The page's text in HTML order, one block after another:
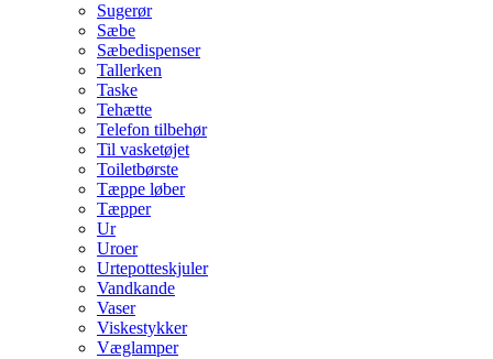
Sugerør
Sæbe
Sæbedispenser
Tallerken
Taske
Tehætte
Telefon tilbehør
Til vasketøjet
Toiletbørste
Tæppe løber
Tæpper
Ur
Uroer
Urtepotteskjuler
Vandkande
Vaser
Viskestykker
Væglamper